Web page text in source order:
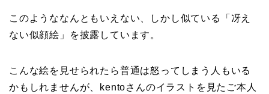
このようななんともいえない、しかし似ている「冴え
ない似顔絵」を披露しています。
こんな絵を見せられたら普通は怒ってしまう人もいる
かもしれませんが、kentoさんのイラストを見たご本人